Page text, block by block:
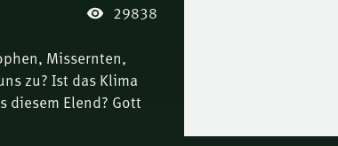
29838
Missernten,
zu? Ist das Klima
diesem Elend? Gott